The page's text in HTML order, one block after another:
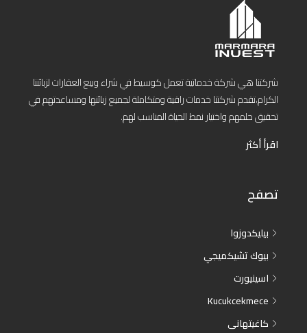
شركتنا هي شركة خدماتية تعمل كوسيط في شراء وبيع العقارات لزبائننا
الكرام،تقدم شركتنا خدمات راقية ومتكاملة لجميع زبائنها ومساعدتهم في
تحقيق حلمهم واختيار نمط الحياة المناسب لهم.
اقرأ أكثر
تصفح
بيليكدوزوا
بيوك تشيكميجي
اسينيورت
Kucukcekmece
كاغيتهانى